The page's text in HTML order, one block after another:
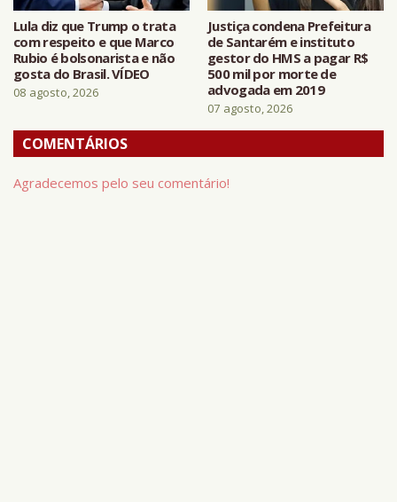
Lula diz que Trump o trata
com respeito e que Marco
Rubio é bolsonarista e não
gosta do Brasil. VÍDEO
08 agosto, 2026
Justiça condena Prefeitura
de Santarém e instituto
gestor do HMS a pagar R$
500 mil por morte de
advogada em 2019
07 agosto, 2026
COMENTÁRIOS
Agradecemos pelo seu comentário!